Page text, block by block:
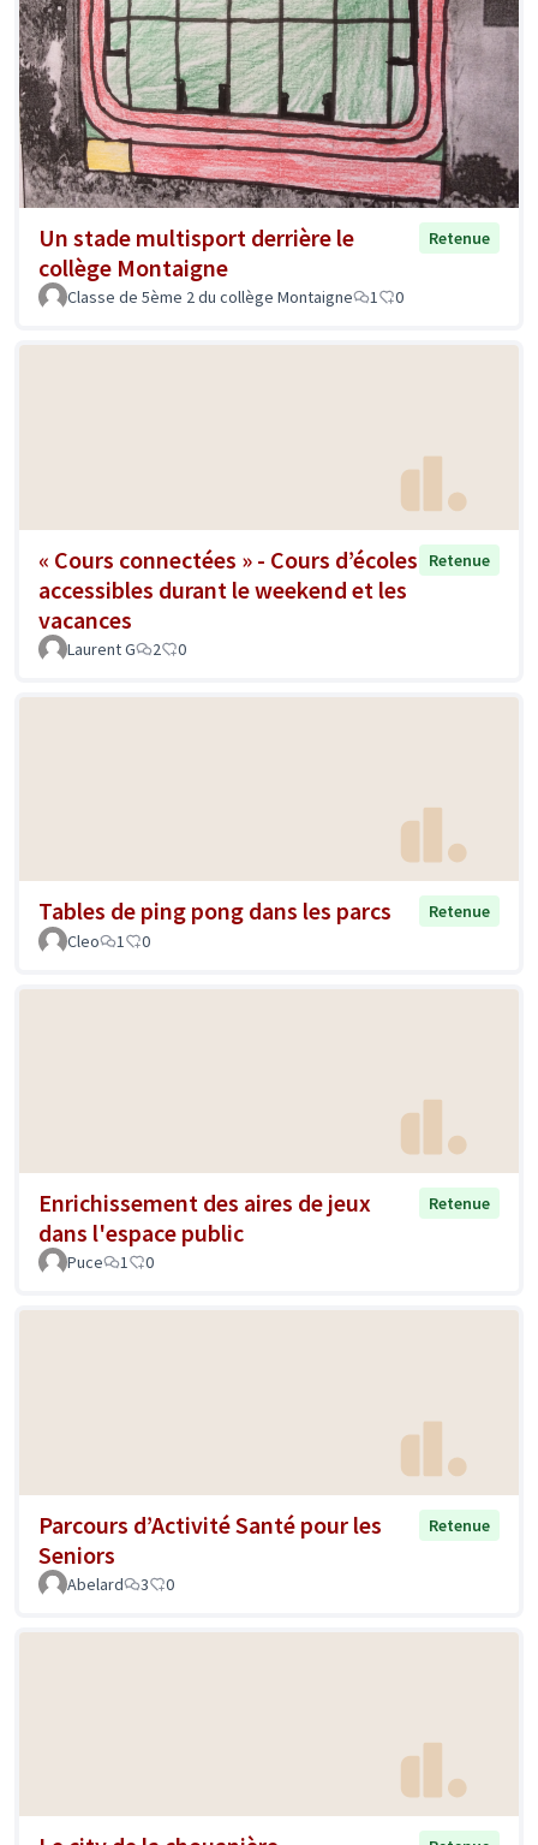
Un stade multisport derrière le
collège Montaigne
Retenue
Classe de 5ème 2 du collège Montaigne 1 0
« Cours connectées » - Cours d’écoles
accessibles durant le weekend et les
vacances
Retenue
Laurent G 2 0
Tables de ping pong dans les parcs
Retenue
Cleo
1 0
Enrichissement des aires de jeux
dans l'espace public
Retenue
Puce 1 0
Parcours d’Activité Santé pour les
Seniors
Retenue
Abelard 3 0